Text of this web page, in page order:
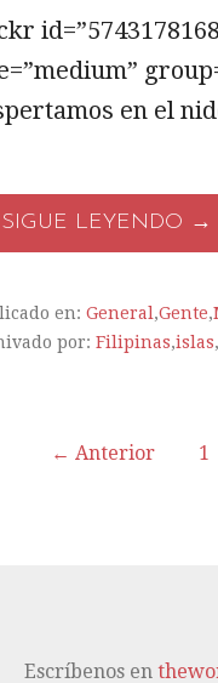
en el
SIGUE LEYENDO →
en: General ,Gente,
por: Filipinas,islas,
← Anterior 1
Escríbenos en